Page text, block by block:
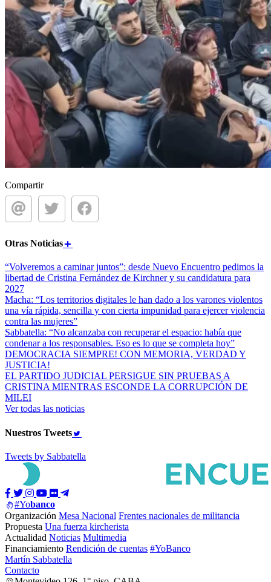
Compartir
Otras Noticias
“Volveremos a caminar juntos”: desde Nuevo Encuentro pedimos la
libertad de Cristina Fernández de Kirchner y su candidatura para
2027
Macha: “Los territorios digitales le han dado a los varones violentos
una vía rápida, sencilla y con cierta impunidad para ejercer violencia
contra las mujeres”
Sabbatella: “No alcanzaba con recuperar el espacio: había que
condenar a los responsables. Eso es lo que se completa hoy”
DEMOCRACIA SIEMPRE! CON MEMORIA, VERDAD Y
JUSTICIA!
EL PARTIDO JUDICIAL PERSIGUE SIN PRUEBAS A
CRISTINA MIENTRAS ESCONDE LA CORRUPCIÓN DE
MILEI
Ver todas las noticias
Nuestros Tweets
Tweets by Sabbatella
#Yobanco
Organización Mesa Nacional Frentes nacionales de militancia
Propuesta Una fuerza kircherista
Actualidad Noticias Multimedia
Financiamiento Rendición de cuentas #YoBanco
Martín Sabbatella
Contacto